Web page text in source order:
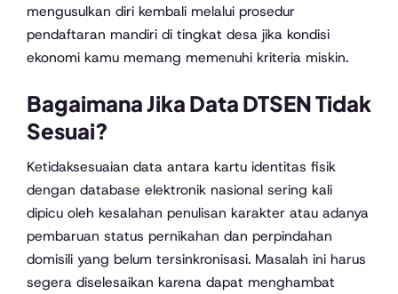
mengusulkan diri kembali melalui prosedur
pendaftaran mandiri di tingkat desa jika kondisi
ekonomi kamu memang memenuhi kriteria miskin.
Bagaimana Jika Data DTSEN Tidak
Sesuai?
Ketidaksesuaian data antara kartu identitas fisik
dengan database elektronik nasional sering kali
dipicu oleh kesalahan penulisan karakter atau adanya
pembaruan status pernikahan dan perpindahan
domisili yang belum tersinkronisasi. Masalah ini harus
segera diselesaikan karena dapat menghambat